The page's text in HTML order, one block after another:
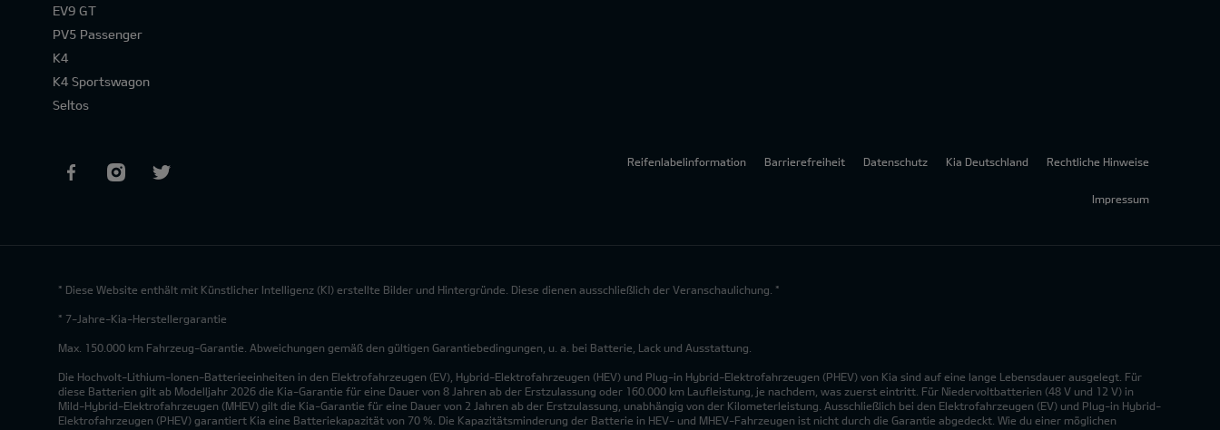
EV9 GT
PV5 Passenger
K4
K4 Sportswagon
Seltos
Reifenlabelinformation Barrierefreiheit Datenschutz Kia Deutschland Rechtliche Hinweise
Impressum
* Diese Website enthält mit Künstlicher Intelligenz (KI) erstellte Bilder und Hintergründe. Diese dienen ausschließlich der Veranschaulichung. *
* 7-Jahre-Kia-Herstellergarantie
Max. 150.000 km Fahrzeug-Garantie. Abweichungen gemäß den gültigen Garantiebedingungen, u. a. bei Batterie, Lack und Ausstattung.
Die Hochvolt-Lithium-Ionen-Batterieeinheiten in den Elektrofahrzeugen (EV), Hybrid-Elektrofahrzeugen (HEV) und Plug-in Hybrid-Elektrofahrzeugen (PHEV) von Kia sind auf eine lange Lebensdauer ausgelegt. Für
diese Batterien gilt ab Modelljahr 2026 die Kia-Garantie für eine Dauer von 8 Jahren ab der Erstzulassung oder 160.000 km Laufleistung, je nachdem, was zuerst eintritt. Für Niedervoltbatterien (48 V und 12 V) in
Mild-Hybrid-Elektrofahrzeugen (MHEV) gilt die Kia-Garantie für eine Dauer von 2 Jahren ab der Erstzulassung, unabhängig von der Kilometerleistung. Ausschließlich bei den Elektrofahrzeugen (EV) und Plug-in Hybrid-
Elektrofahrzeugen (PHEV) garantiert Kia eine Batteriekapazität von 70 %. Die Kapazitätsminderung der Batterie in HEV- und MHEV-Fahrzeugen ist nicht durch die Garantie abgedeckt. Wie du einer möglichen